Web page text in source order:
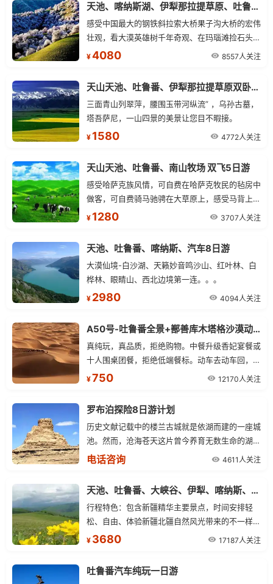
天池、喀纳斯湖、伊犁那拉提草原、吐鲁番 12日游（品质型）
感受中国最大的钢铁斜拉索大桥果子沟大桥的宏伟
壮观，看大漠英雄树千年奇观、在玛瑙滩捡石头、
寻宝石，体验戈壁寻宝之乐趣。
¥4080 8557人关注
天山天池、吐鲁番、伊犁那拉提草原双卧六日游
三面青山列翠萍，腰围玉带河纵流” ，乌孙古墓，
塔吾萨尼，一山四景的美景让您目不暇接。
¥ 1580 4772人关注
天山天池、吐鲁番、南山牧场 双飞5日游
感受哈萨克族风情，可自费在哈萨克牧民的毡房中
做客，可自费骑马驰骋在大草原上，感受马背上民
族的豪迈与奔放。
¥ 1280 3707人关注
天池、吐鲁番、喀纳斯、汽车8日游
大漠仙境-白沙湖、天籁妙音鸣沙山、红叶林、白
桦林、眼睛山、西北边境第一连。。。
¥ 2980 4094人关注
A50号-吐鲁番全景+鄯善库木塔格沙漠动车往返二日游
真纯玩，真品质，拒绝购物。中餐升级香妃宴餐或
十人围桌团餐，拒绝低端餐标。动车去动车回，单
程1小时，节约车程，免舟车劳顿。深度游览吐鲁
发）。
¥750 12170人关注
罗布泊探险8日游计划
历史文献记载中的楼兰古城就是依湖而建的一座城
池。然而，沧海苍天这片曾今养育无数生命的湖泊
在一天天的干涸，直至消失在人们的视线中，旧时
看到的罗布泊”。让我们寻访罗布泊，去聆听生命
的故事。
电话咨询 4611人关注
天池、吐鲁番、大峡谷、伊犁、喀纳斯、火车双卧9日游景点行程
行程特色：包含新疆精华主要景点，时间安排轻
松、自由、体验新疆北疆自然风光带来的不一样的
风景！
¥ 3680 17187人关注
吐鲁番汽车纯玩一日游